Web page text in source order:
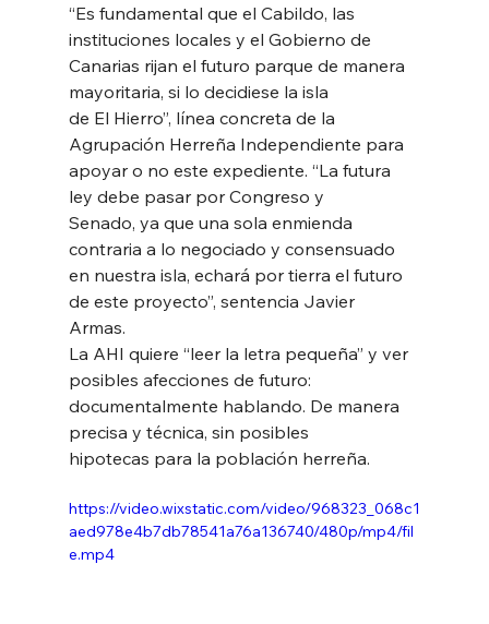
“Es fundamental que el Cabildo, las
instituciones locales y el Gobierno de
Canarias rijan el futuro parque de manera
mayoritaria, si lo decidiese la isla
de El Hierro”, línea concreta de la
Agrupación Herreña Independiente para
apoyar o no este expediente. “La futura
ley debe pasar por Congreso y
Senado, ya que una sola enmienda
contraria a lo negociado y consensuado
en nuestra isla, echará por tierra el futuro
de este proyecto”, sentencia Javier
Armas.
La AHI quiere “leer la letra pequeña” y ver
posibles afecciones de futuro:
documentalmente hablando. De manera
precisa y técnica, sin posibles
hipotecas para la población herreña.
https://video.wixstatic.com/video/968323_068c1
aed978e4b7db78541a76a136740/480p/mp4/fil
e.mp4